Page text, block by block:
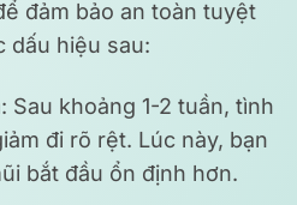
đảm bảo an toàn tuyệt
dấu hiệu sau:
: Sau khoảng 1-2 tuần, tình
đi rõ rệt. Lúc này, bạn
bắt đầu ổn định hơn.